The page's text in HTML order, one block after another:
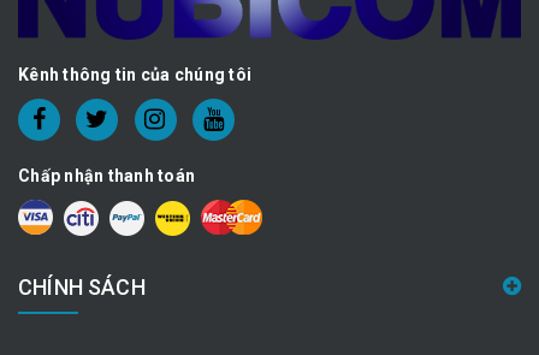
Kênh thông tin của chúng tôi
Chấp nhận thanh toán
CHÍNH SÁCH